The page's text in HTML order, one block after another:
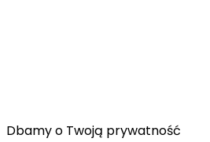
Dbamy o Twoją prywatność